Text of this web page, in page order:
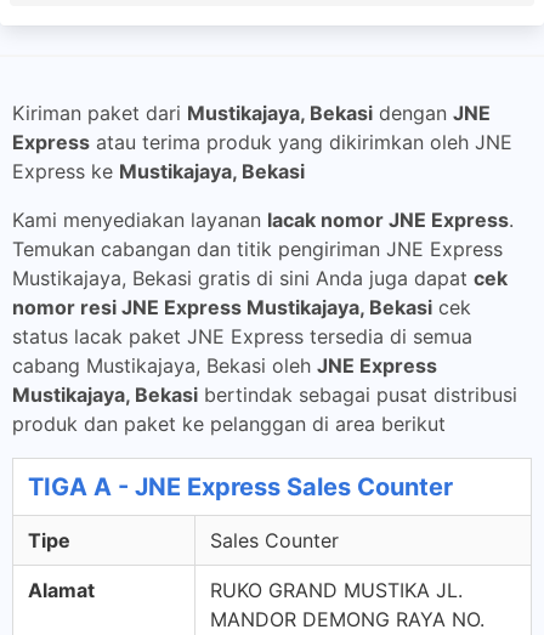
Kiriman paket dari Mustikajaya, Bekasi dengan JNE
Express atau terima produk yang dikirimkan oleh JNE
Express ke Mustikajaya, Bekasi
Kami menyediakan layanan lacak nomor JNE Express.
Temukan cabangan dan titik pengiriman JNE Express
Mustikajaya, Bekasi gratis di sini Anda juga dapat cek
nomor resi JNE Express Mustikajaya, Bekasi cek
status lacak paket JNE Express tersedia di semua
cabang Mustikajaya, Bekasi oleh JNE Express
Mustikajaya, Bekasi bertindak sebagai pusat distribusi
produk dan paket ke pelanggan di area berikut
TIGA A - JNE Express Sales Counter
Tipe Sales Counter
Alamat
RUKO GRAND MUSTIKA JL.
MANDOR DEMONG RAYA NO.